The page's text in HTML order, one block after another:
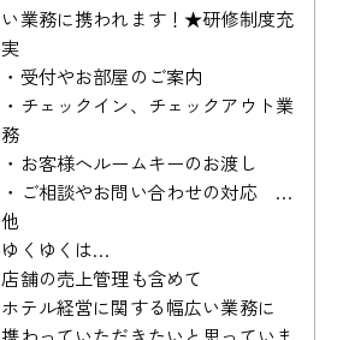
い業務に携われます！★研修制度充
実
・受付やお部屋のご案内
・チェックイン、チェックアウト業
務
・お客様へルームキーのお渡し
・ご相談やお問い合わせの対応 …
他
ゆくゆくは…
店舗の売上管理も含めて
ホテル経営に関する幅広い業務に